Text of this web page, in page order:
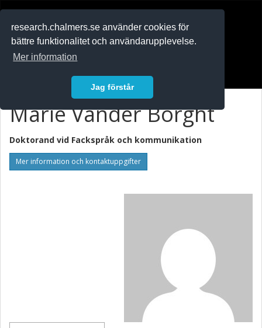
research.chalmers.se använder cookies för
bättre funktionalitet och användarupplevelse.
Mer information
Jag förstår
Marie Vander Borght
Doktorand vid Fackspråk och kommunikation
Mer information och kontaktuppgifter